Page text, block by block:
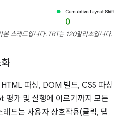
본 스레드입니다. TBT는 120밀리초입니다.
파싱, DOM 빌드, CSS 파싱
평가 및 실행에 이르기까지 모든
드는 사용자 상호작용(클릭, 탭,